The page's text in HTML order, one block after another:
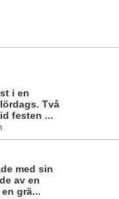
i en
Två
festen ...
med sin
av en
grä...